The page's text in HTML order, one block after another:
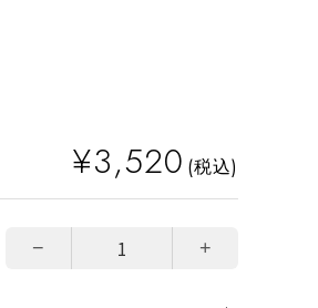
¥3,520 (税込)
− +